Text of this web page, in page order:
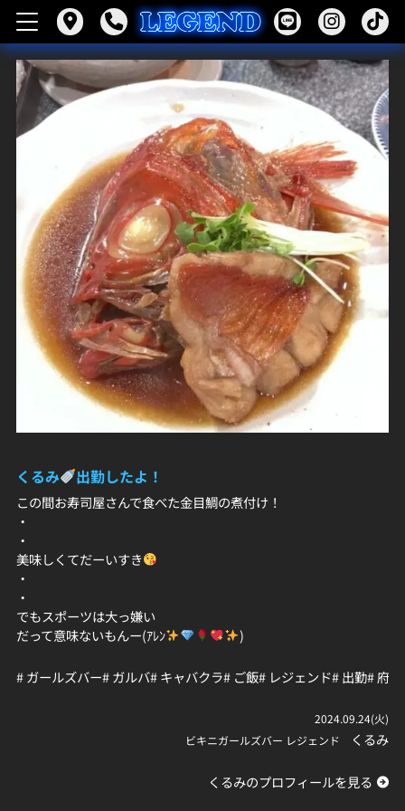
くるみ 出勤したよ！
この間お寿司屋さんで食べた金目鯛の煮付け！
・
・
美味しくてだーいすき
・
・
でもスポーツは大っ嫌い
だって意味ないもんー(ｱﾚﾝ
)
# ガールズバー# ガルバ# キャバクラ# ご飯# レジェンド# 出勤# 府中
2024.09.24(火)
ビキニガールズバー レジェンド
くるみ
くるみのプロフィールを見る